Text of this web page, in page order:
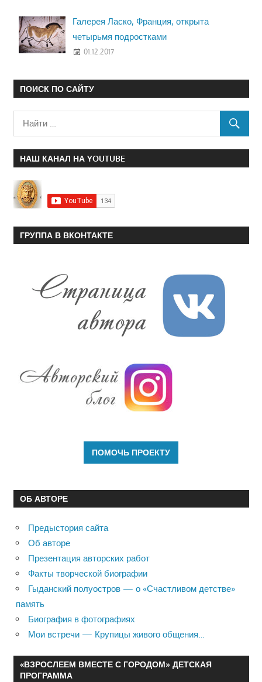
Галерея Ласко, Франция, открыта
четырьмя подростками
01.12.2017
ПОИСК ПО САЙТУ
НАШ КАНАЛ НА YOUTUBE
ГРУППА В ВКОНТАКТЕ
ОБ АВТОРЕ
Предыстория сайта
Об авторе
Презентация авторских работ
Факты творческой биографии
Гыданский полуостров — о «Счастливом детстве»
память
Биография в фотографиях
Мои встречи — Крупицы живого общения…
«ВЗРОСЛЕЕМ ВМЕСТЕ С ГОРОДОМ» ДЕТСКАЯ
ПРОГРАММА